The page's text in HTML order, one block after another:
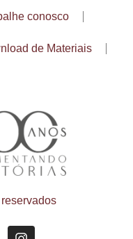
conosco
de Materiais